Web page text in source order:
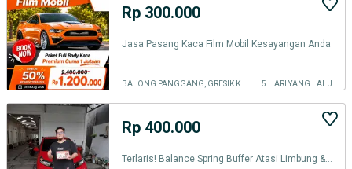
Rp 300.000
Jasa Pasang Kaca Film Mobil Kesayangan Anda
5 HARI YANG LALU
Rp 400.000